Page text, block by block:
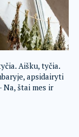
Aišku, tyčia.
apsidairyti
štai mes ir